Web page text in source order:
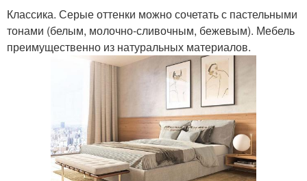
Классика. Серые оттенки можно сочетать с пастельными
тонами (белым, молочно-сливочным, бежевым). Мебель
преимущественно из натуральных материалов.